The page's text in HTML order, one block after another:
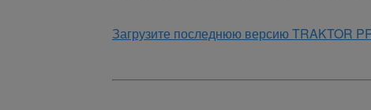
Загрузите последнюю версию TRAKTOR